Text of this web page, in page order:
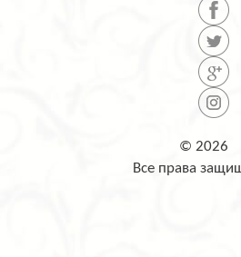
© 2026
Все права